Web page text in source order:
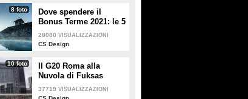
8 foto
Dove spendere il
Bonus Terme 2021: le 5
migliori strutture
accreditate
28080 VISUALIZZAZIONI
CS Design
10 foto
Il G20 Roma alla
Nuvola di Fuksas
37719 VISUALIZZAZIONI